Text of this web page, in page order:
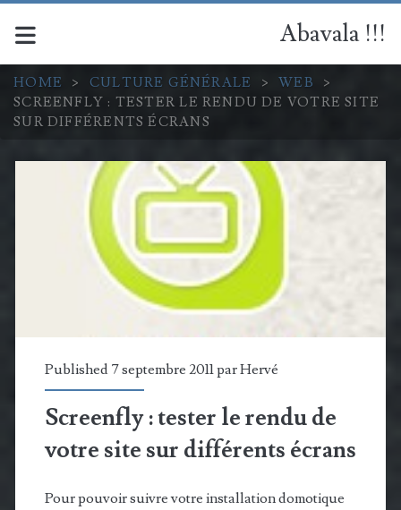
Abavala !!!
HOME > CULTURE GÉNÉRALE > WEB
>
SCREENFLY : TESTER LE RENDU DE VOTRE SITE
SUR DIFFÉRENTS ÉCRANS
Published 7 septembre 2011 parHervé
Screenfly : tester le rendu de
votre site sur différents écrans
Pour pouvoir suivre votre installation domotique